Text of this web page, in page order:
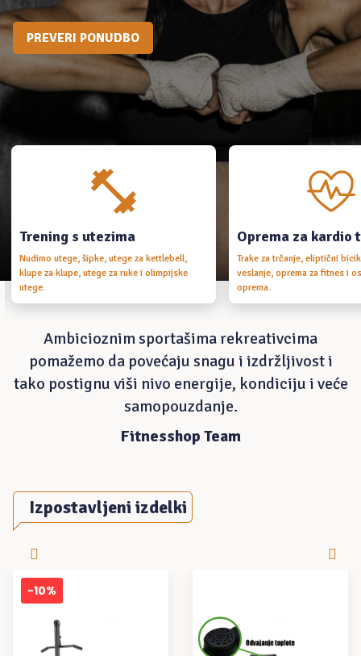
PREVERI PONUDBO
Trening s utezima
Nudimo utege, šipke, utege za kettlebell,
klupe za klupe, utege za ruke i olimpijske
utege.
Oprema za kardio
Trake za trčanje, eliptični
veslanje, oprema za fitnes i
oprema.
Ambicioznim sportašima rekreativcima
pomažemo da povećaju snagu i izdržljivost i
tako postignu viši nivo energije, kondiciju i veće
samopouzdanje.
Fitnesshop Team
Izpostavljeni izdelki